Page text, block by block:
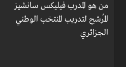
من هو المدرب فيليكس سانشيز
المُرشح لتدريب المنتخب الوطني
الجزائري